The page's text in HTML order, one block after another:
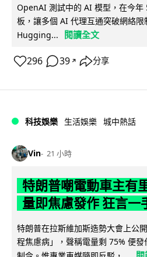
OpenAI 測試中的 AI 模型，在今年
板，讓多個 AI 代理互通突破網絡
Hugging...
閱讀全文
296 39 ↗ 分享
科技娛樂 生活娛樂 城中熱話
Vin 21 小時
特朗普嘲電動車主有
量即焦慮發作 狂言一
特朗普在拉斯維加斯造勢大會上公
程焦慮病」，聲稱電量剩 75% 便